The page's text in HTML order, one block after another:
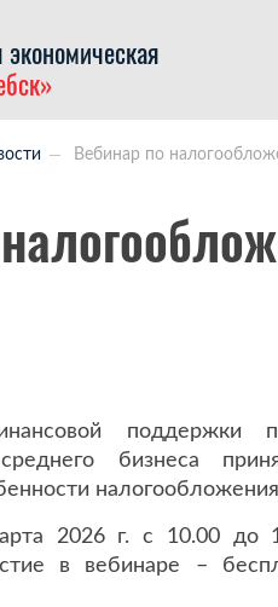
Вебинар по
поддержки
бизнеса
налогообложения
2026 г. с 10.00 до
в вебинаре –